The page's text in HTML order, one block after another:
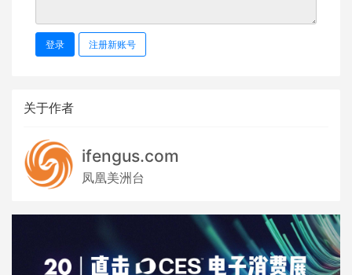
登录 注册新账号
关于作者
ifengus.com
凤凰美洲台